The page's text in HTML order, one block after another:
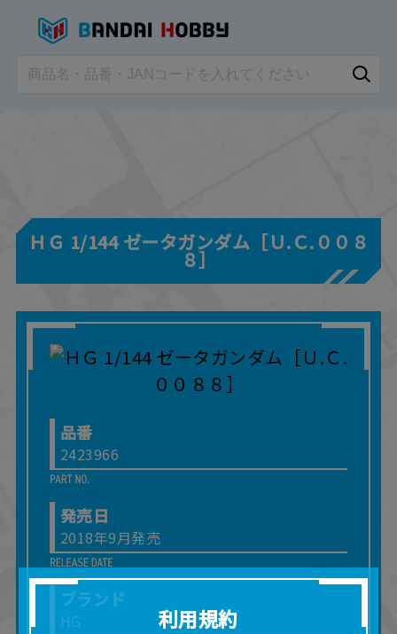
ＨＧ 1/144 ゼータガンダム［Ｕ.Ｃ.００８
８］
品番
2423966
発売日
2018年9月発売
ブランド
HG 利用規約